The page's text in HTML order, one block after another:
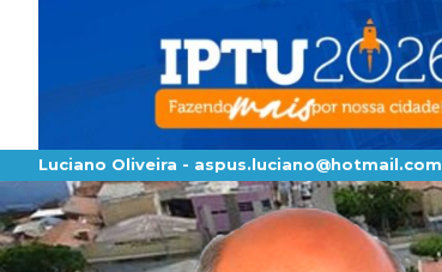
Luciano Oliveira - aspus.luciano@hotmail.com